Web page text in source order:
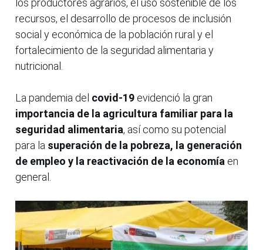
recursos, el desarrollo de procesos de inclusión
social y económica de la población rural y el
fortalecimiento de la seguridad alimentaria y
nutricional.
La pandemia del covid-19 evidenció la gran
importancia de la agricultura familiar para la
seguridad alimentaria, así como su potencial
para la superación de la pobreza, la generación
de empleo y la reactivación de la economía en
general.